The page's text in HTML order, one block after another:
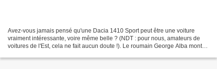
Avez-vous jamais pensé qu'une Dacia 1410 Sport peut être une voiture
vraiment intéressante, voire même belle ? (NDT : pour nous, amateurs de
voitures de l'Est, cela ne fait aucun doute !). Le roumain George Alba montre